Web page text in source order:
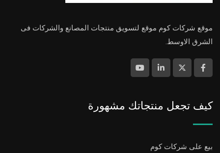
موقع شركات كوم موقع لتسويق منتجات المصانع والشركات فى
الشرق الاوسط.
كيف تجعل منتجاتك مشهورة
بيع على شركات كوم